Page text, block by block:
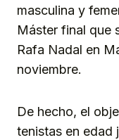
masculina y
Máster final que
Rafa Nadal en
noviembre.
De hecho, el
tenistas en edad